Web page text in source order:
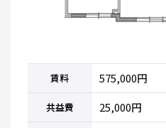
賃料 575,000円
共益費 25,000円